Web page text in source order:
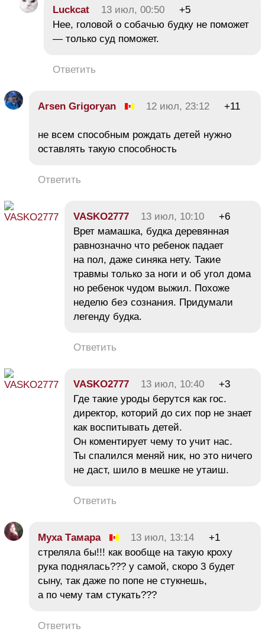
Luckcat 13 июл, 00:50
+5
Нее, головой о собачью будку не поможет
— только суд поможет.
Ответить
Arsen Grigoryan 12 июл, 23:12 +11
не всем способным рождать детей нужно
оставлять такую способность
Ответить
VASKO2777 13 июл, 10:10
+6
Врет мамашка, будка деревянная
равнозначно что ребенок падает
на пол, даже синяка нету. Такие
травмы только за ноги и об угол дома
но ребенок чудом выжил. Похоже
неделю беэ сознания. Придумали
легенду будка.
Ответить
VASKO2777 13 июл, 10:40
+3
Где такие уроды берутся как гос.
директор, которий до сих пор не знает
как воспитывать детей.
Он коментирует чему то учит нас.
Ты спалился меняй ник, но это ничего
не даст, шило в мешке не утаиш.
Ответить
Муха Тамара 13 июл, 13:14
+1
стреляла бы!!! как вообще на такую кроху
рука поднялась??? у самой, скоро 3 будет
сыну, так даже по попе не стукнешь,
а по чему там стукать???
Ответить